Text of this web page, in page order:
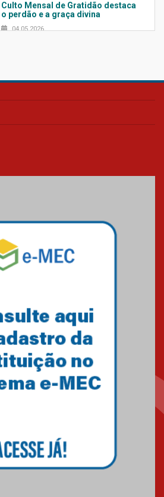
Culto Mensal de Gratidão destaca
o perdão e a graça divina
04.05.2026
Confira como foi o culto mensal
Mackenzie mobiliza campanha
solidária para apoiar famílias em
Minas Gerais
Primeiro culto do ano ressalta o
27.02.2026